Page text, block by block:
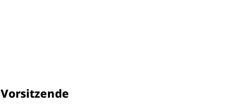
Vorsitzende